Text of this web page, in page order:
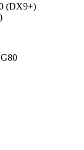
(DX9+)